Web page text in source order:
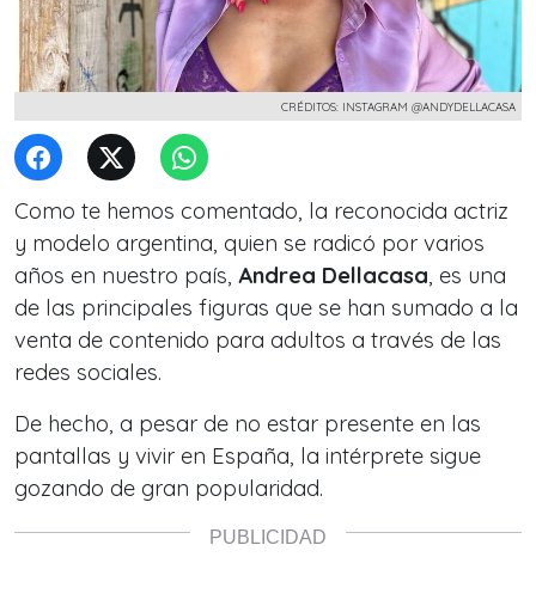
CRÉDITOS: INSTAGRAM @ANDYDELLACASA
Como te hemos comentado, la reconocida actriz
y modelo argentina, quien se radicó por varios
años en nuestro país, Andrea Dellacasa, es una
de las principales figuras que se han sumado a la
venta de contenido para adultos a través de las
redes sociales.
De hecho, a pesar de no estar presente en las
pantallas y vivir en España, la intérprete sigue
gozando de gran popularidad.